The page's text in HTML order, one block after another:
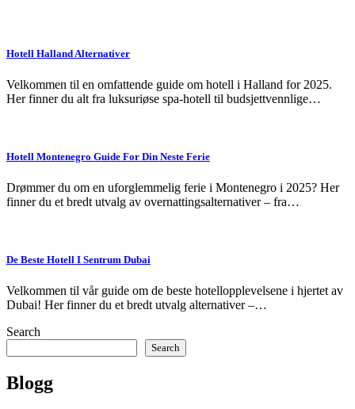
Hotell Halland Alternativer
Velkommen til en omfattende guide om hotell i Halland for 2025.
Her finner du alt fra luksuriøse spa-hotell til budsjettvennlige…
Hotell Montenegro Guide For Din Neste Ferie
Drømmer du om en uforglemmelig ferie i Montenegro i 2025? Her
finner du et bredt utvalg av overnattingsalternativer – fra…
De Beste Hotell I Sentrum Dubai
Velkommen til vår guide om de beste hotellopplevelsene i hjertet av
Dubai! Her finner du et bredt utvalg alternativer –…
Search
Search
Blogg